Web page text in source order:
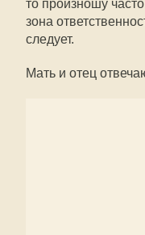
то произношу
зона
следует.
Мать и отец